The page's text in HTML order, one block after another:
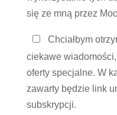
się ze mną przez
Bądź
w
kontakcie
Chciałbym
ciekawe
oferty specjalne. W
zawarty będzie link
subskrypcji.